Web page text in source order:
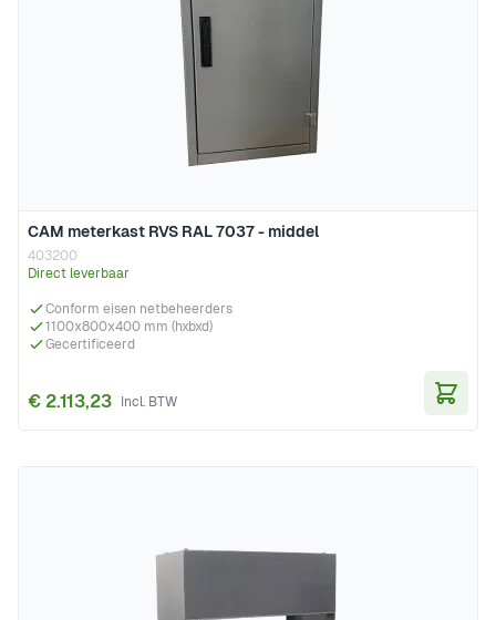
CAM meterkast RVS RAL 7037 - middel
403200
Direct leverbaar
Conform eisen netbeheerders
1100x800x400 mm (hxbxd)
Gecertificeerd
€ 2.113,23